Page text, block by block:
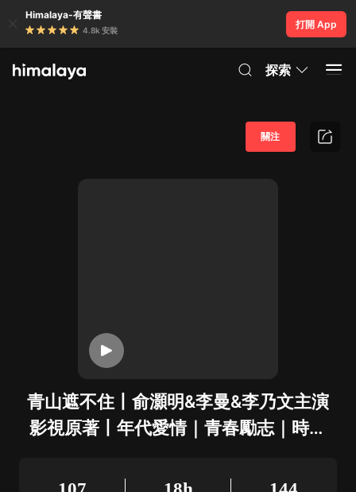
Himalaya-有聲書
4.8k 安裝
打開 App
探索
青山遮不住丨俞灝明&李曼&李乃文主演
影視原著丨年代愛情｜青春勵志｜時代
關注